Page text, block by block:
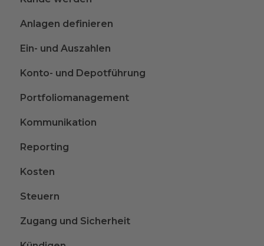
Anlagen definieren
Ein- und Auszahlen
Konto- und Depotführung
Portfoliomanagement
Kommunikation
Reporting
Kosten
Steuern
Zugang und Sicherheit